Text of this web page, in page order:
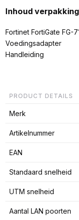
Inhoud verpakking
Fortinet FortiGate FG-
Voedingsadapter
Handleiding
PRODUCT DETAILS
Merk
Artikelnummer
EAN
Standaard snelheid
UTM snelheid
Aantal LAN poorten